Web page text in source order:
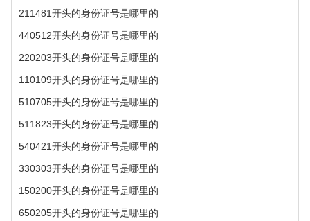
211481开头的身份证号是哪里的
440512开头的身份证号是哪里的
220203开头的身份证号是哪里的
110109开头的身份证号是哪里的
510705开头的身份证号是哪里的
511823开头的身份证号是哪里的
540421开头的身份证号是哪里的
330303开头的身份证号是哪里的
150200开头的身份证号是哪里的
650205开头的身份证号是哪里的